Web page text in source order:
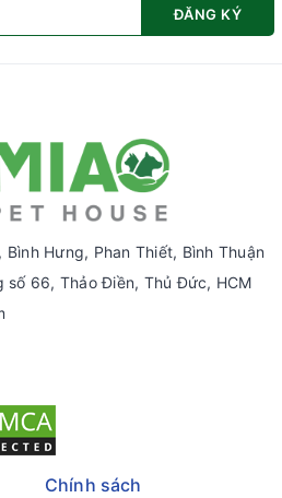
ĐĂNG KÝ
Bình Hưng, Phan Thiết, Bình Thuận
số 66, Thảo Điền, Thủ Đức, HCM
Chính sách